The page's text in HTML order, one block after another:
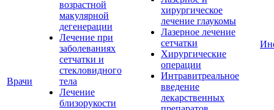
Врачи
возрастной
макулярной
дегенерации
Лечение при
заболеваниях
сетчатки и
стекловидного
тела
Лечение
близорукости
хирургическое
лечение глаукомы
Лазерное лечение
сетчатки
Хирургические
операции
Интравитреальное
введение
лекарственных